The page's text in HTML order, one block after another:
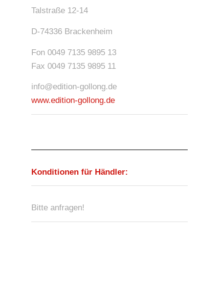
Talstraße 12-14
D-74336 Brackenheim
Fon 0049 7135 9895 13
Fax 0049 7135 9895 11
info@edition-gollong.de
www.edition-gollong.de
Konditionen für Händler:
Bitte anfragen!